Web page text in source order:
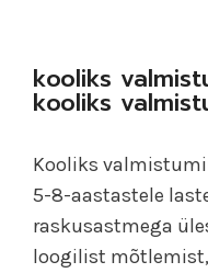
kooliks
kooliks
Kooliks
5-8-aastastele
raskusastmega
loogilist